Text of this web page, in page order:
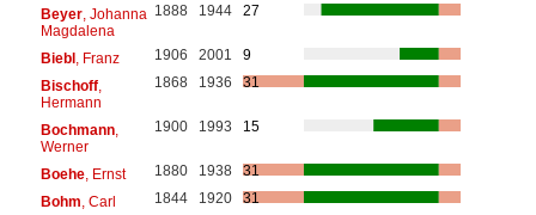
Beyer, Johanna
Magdalena
1888 1944 27
Biebl, Franz 1906 2001
9
Bischoff,
Hermann
1868 1936 31
Bochmann,
Werner
1900 1993 15
Boehe, Ernst 1880 1938
31
Bohm , Carl 1844 1920
31